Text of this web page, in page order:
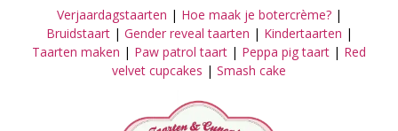
Verjaardagstaarten | Hoe maak je botercrème?|
Bruidstaart| Gender reveal taarten | Kindertaarten |
Taarten maken | Paw patrol taart | Peppa pig taart | Red
velvet cupcakes | Smash cake